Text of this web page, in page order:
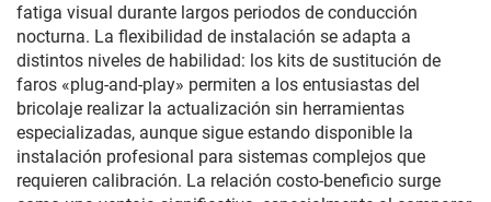
fatiga visual durante largos periodos de conducción
nocturna. La flexibilidad de instalación se adapta a
distintos niveles de habilidad: los kits de sustitución de
faros «plug-and-play» permiten a los entusiastas del
bricolaje realizar la actualización sin herramientas
especializadas, aunque sigue estando disponible la
instalación profesional para sistemas complejos que
requieren calibración. La relación costo-beneficio surge